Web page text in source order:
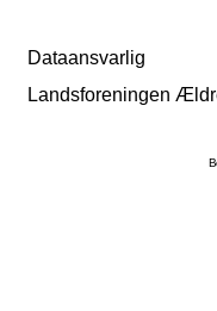
Dataansvarlig
Landsforeningen